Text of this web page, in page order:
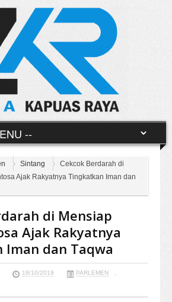
Sintang
Cekcok Berdarah di
Ajak Rakyatnya Tingkatkan Iman dan
di Mensiap
Ajak Rakyatnya
Iman dan Taqwa
18/10/2019 PARLEMEN